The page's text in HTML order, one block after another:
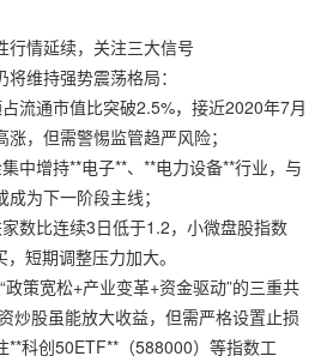
行情延续，关注三大信号
维持强势震荡格局：
流通市值比突破2.5%，接近2020年7月
，但需警惕监管趋严风险；
中增持**电子**、**电力设备**行业，与
为下一阶段主线；
数比连续3日低于1.2，小微盘股指数
短期调整压力加大。
策宽松+产业变革+资金驱动”的三重共
炒股虽能放大收益，但需严格设置止损
**科创50ETF**（588000）等指数工